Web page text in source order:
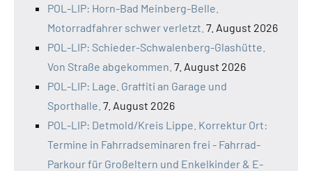
POL-LIP: Horn-Bad Meinberg-Belle.
Motorradfahrer schwer verletzt. 7. August 2026
POL-LIP: Schieder-Schwalenberg-Glashütte.
Von Straße abgekommen. 7. August 2026
POL-LIP: Lage. Graffiti an Garage und
Sporthalle. 7. August 2026
POL-LIP: Detmold/Kreis Lippe. Korrektur Ort:
Termine in Fahrradseminaren frei - Fahrrad-
Parkour für Großeltern und Enkelkinder & E-